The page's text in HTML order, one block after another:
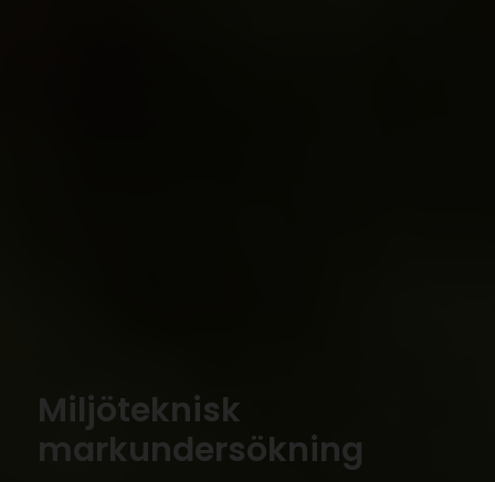
Miljöteknisk
markundersökning